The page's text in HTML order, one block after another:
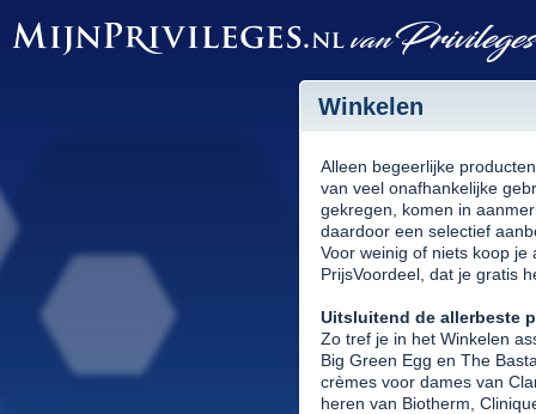
Winkelen
Alleen begeerlijke
van veel onafhankelijke
gekregen, komen in
daardoor een selectief
Voor weinig of niets koop je
PrijsVoordeel, dat je gratis
Uitsluitend de allerbeste
Zo tref je in het Winkelen
Big Green Egg en The
crèmes voor dames van
heren van Biotherm,